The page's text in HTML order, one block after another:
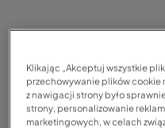
W przypadku kolizji
spokój, zabezpiecz
nawet jeśli nikt nie
Klikając „Akceptuj wszystkie
przechowywanie plików cookie
z nawigacji strony było
strony, personalizowanie
marketingowych, w celach